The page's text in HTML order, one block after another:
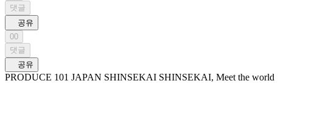
댓글
공유
00
댓글
공유
PRODUCE 101 JAPAN SHINSEKAI SHINSEKAI, Meet the world